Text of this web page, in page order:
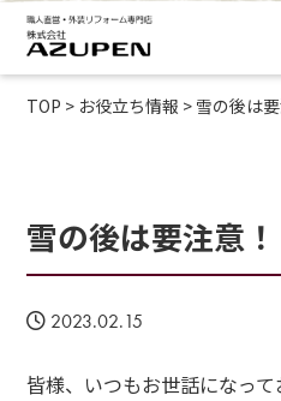
TOP > お役立ち情報 > 雪の後は
雪の後は要注意
2023.02.15
皆様、いつもお世話になって